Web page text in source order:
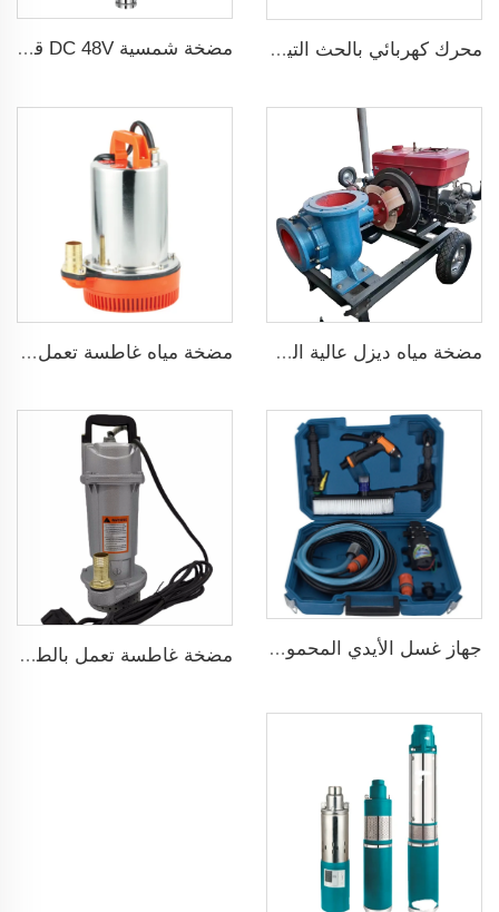
محرك كهربائي بالحث التيار المتردد ثلاثي الطور 1500 دورة في الدقيقة إدخال 2.2KW 3HP خرج جينيراتور ثلاثي الطور للبديل مضخة شمسية DC 48V قدرة 1 حصان و750W مع منظم MPPT لري الزراعة
مضخة مياه ديزل عالية الضغط متداولة حديثة البيع لري الزراعة مضخة مياه غاطسة تعمل بجهد 24 فولت DC
جهاز غسل الأيدي المحمول 12V مضخة غسيل سيارات عالية الضغط مضخة غاطسة تعمل بالطاقة الشمسية لآبار المياه العميقة DC